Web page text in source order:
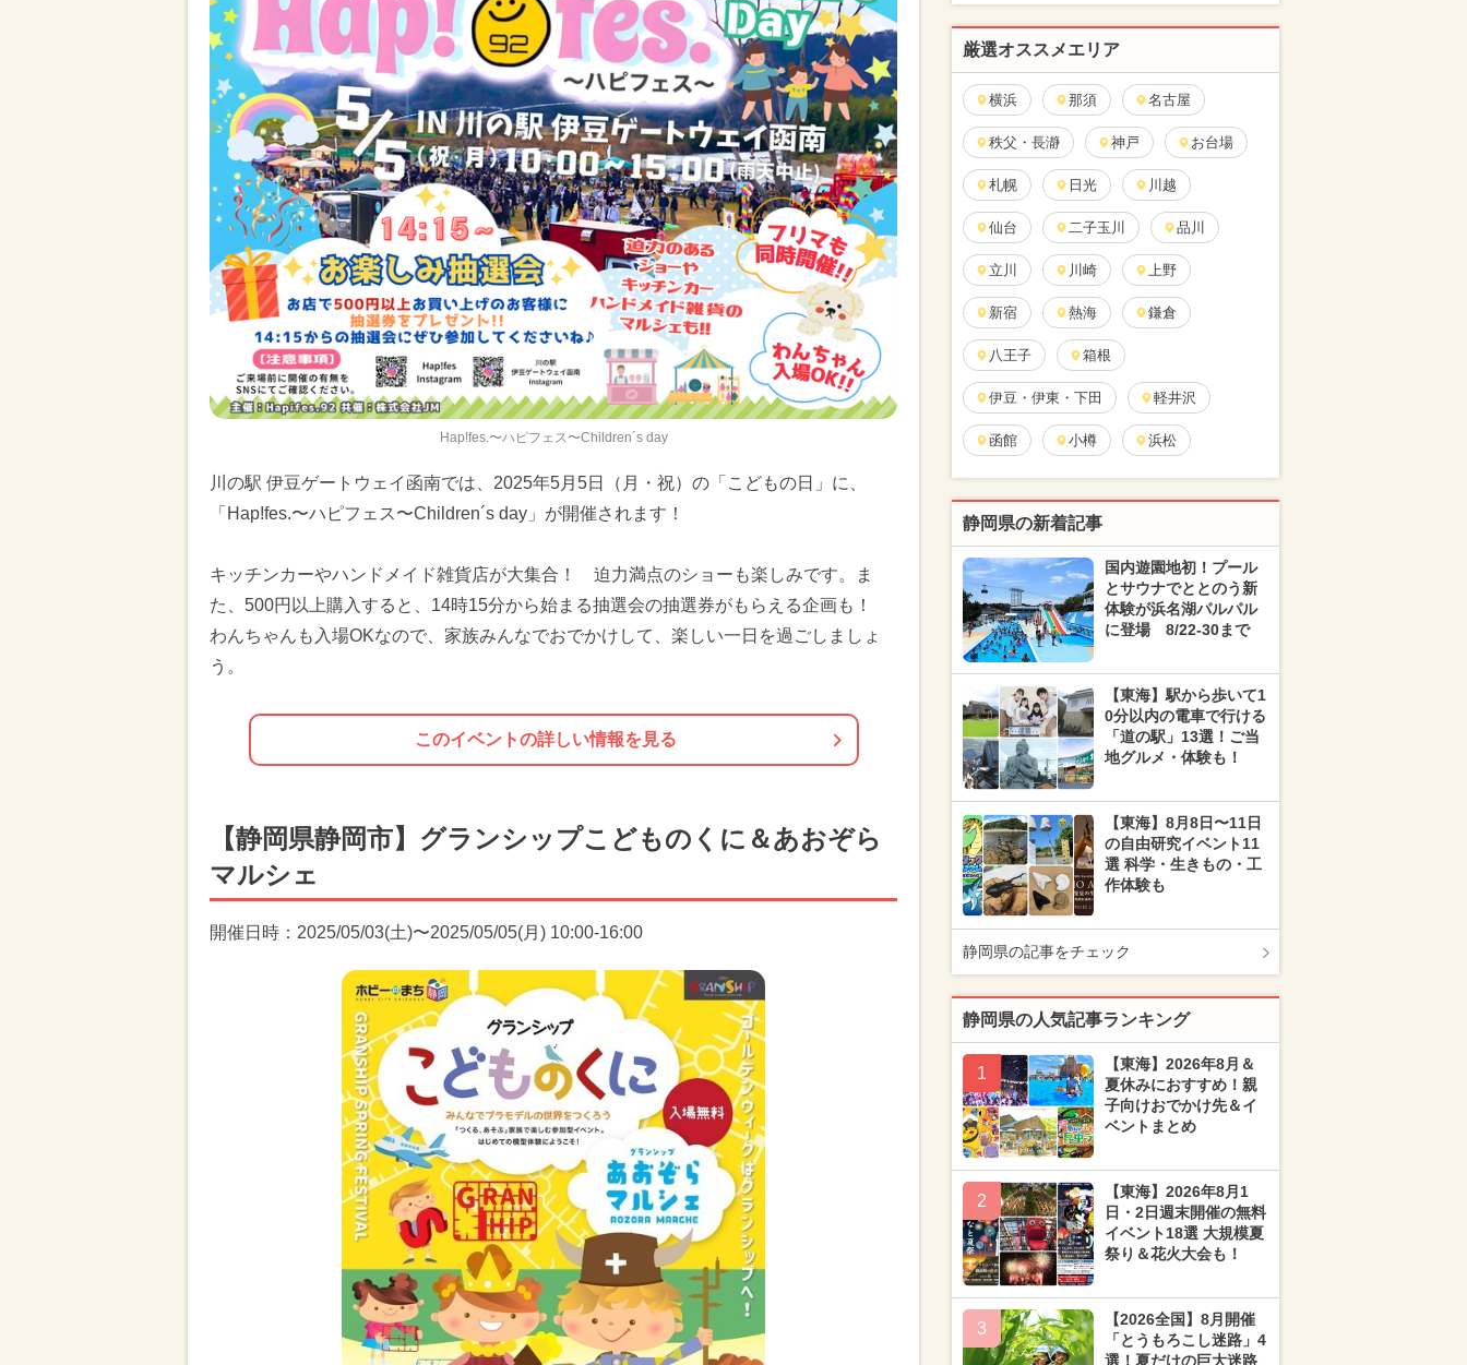
Hap!fes.〜ハピフェス〜Children´s day
川の駅 伊豆ゲートウェイ函南では、2025年5月5日（月・祝）の「こどもの日」に、
「Hap!fes.〜ハピフェス〜Children´s day」が開催されます！
キッチンカーやハンドメイド雑貨店が大集合！ 迫力満点のショーも楽しみです。ま
た、500円以上購入すると、14時15分から始まる抽選会の抽選券がもらえる企画も！
わんちゃんも入場OKなので、家族みんなでおでかけして、楽しい一日を過ごしましょ
う。
このイベントの詳しい情報を見る
【静岡県静岡市】グランシップこどものくに＆あおぞら
マルシェ
開催日時：2025/05/03(土)〜2025/05/05(月) 10:00-16:00
厳選オススメエリア
横浜 那須 名古屋
秩父・長瀞 神戸 お台場
札幌 日光 川越
仙台 二子玉川 品川
立川 川崎 上野
新宿 熱海 鎌倉
八王子 箱根
伊豆・伊東・下田 軽井沢
函館 小樽 浜松
静岡県の新着記事
国内遊園地初！プール
とサウナでととのう新
体験が浜名湖パルパル
に登場 8/22-30まで
【東海】駅から歩いて1
0分以内の電車で行ける
「道の駅」13選！ご当
地グルメ・体験も！
【東海】8月8日〜11日
の自由研究イベント11
選 科学・生きもの・工
作体験も
静岡県の記事をチェック
静岡県の人気記事ランキング
1
【東海】2026年8月＆
夏休みにおすすめ！親
子向けおでかけ先＆イ
ベントまとめ
2
【東海】2026年8月1
日・2日週末開催の無料
イベント18選 大規模夏
祭り＆花火大会も！
3
【2026全国】8月開催
「とうもろこし迷路」4
選！夏だけの巨大迷路